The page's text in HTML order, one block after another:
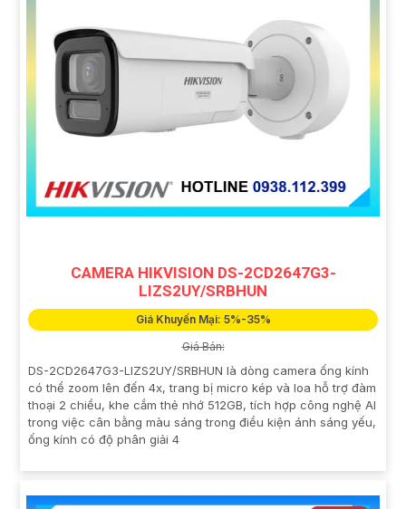
CAMERA HIKVISION DS-2CD2647G3-
LIZS2UY/SRBHUN
Giá Khuyến Mại: 5%-35%
Giá Bán:
DS-2CD2647G3-LIZS2UY/SRBHUN là dòng camera ống kính
có thể zoom lên đến 4x, trang bị micro kép và loa hỗ trợ đàm
thoại 2 chiều, khe cắm thẻ nhớ 512GB, tích hợp công nghệ AI
trong việc cân bằng màu sáng trong điều kiện ánh sáng yếu,
ống kính có độ phân giải 4